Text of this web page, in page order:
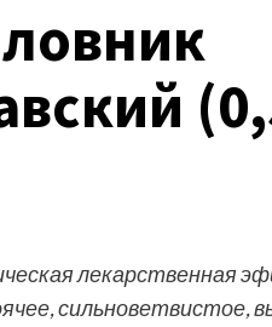
лекарственная
сильноветвистое,